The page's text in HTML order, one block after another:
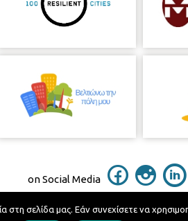
on Social Media
Telephone Catalog
σελίδα μας. Εάν συνεχίσετε να